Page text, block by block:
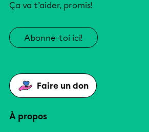
Ça va t’aider, promis!
Abonne-toi ici!
Faire un don
À propos